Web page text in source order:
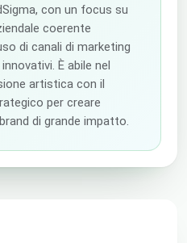
con un focus su
coerente
di canali di marketing
È abile nel
artistica con il
per creare
di grande impatto.